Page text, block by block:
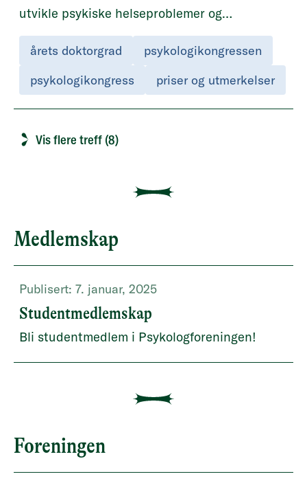
utvikle psykiske helseproblemer og
mekanismene bak dette.
årets doktorgrad
psykologikongressen
psykologikongress
priser og utmerkelser
Vis flere treff (8)
Medlemskap
Publisert: 7. januar, 2025
Studentmedlemskap
Bli studentmedlem i Psykologforeningen!
Foreningen